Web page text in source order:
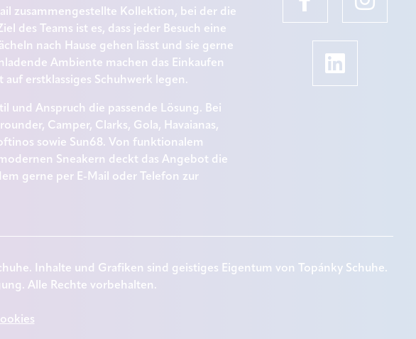
zusammengestellte Kollektion, bei der die
Teams ist es, dass jeder Besuch eine
nach Hause gehen lässt und sie gerne
Ambiente machen das Einkaufen
erstklassiges Schuhwerk legen.
und Anspruch die passende Lösung. Bei
Camper, Clarks, Gola, Havaianas,
sowie Sun68. Von funktionalem
Sneakern deckt das Angebot die
gerne per E-Mail oder Telefon zur
Inhalte und Grafiken sind geistiges Eigentum von Topánky Schuhe.
Alle Rechte vorbehalten.